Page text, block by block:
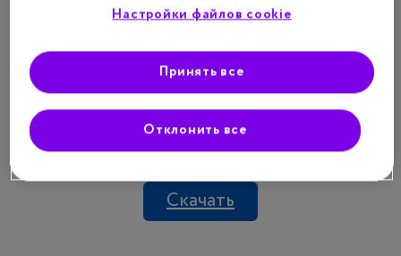
Скачать
Настройки файлов cookie
Отклонить все
Принять все